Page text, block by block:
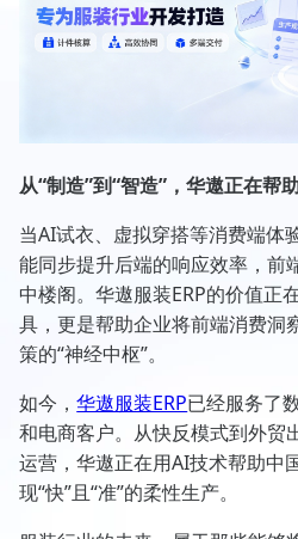
从“制造”到“智造”，华遨正在帮
当AI试衣、虚拟穿搭等消费端体
能同步提升后端的响应效率，前
中楼阁。华遨服装ERP的价值
具，更是帮助企业将前端消费洞
策的“神经中枢”。
如今，华遨服装ERP已经服务了
和电商客户。从快反模式到外贸
运营，华遨正在用AI技术帮助中
现“快”且“准”的柔性生产。